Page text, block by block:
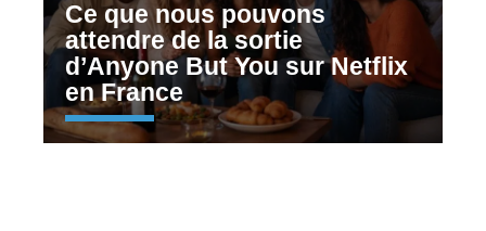
Ce que nous pouvons
attendre de la sortie
d’Anyone But You sur Netflix
en France